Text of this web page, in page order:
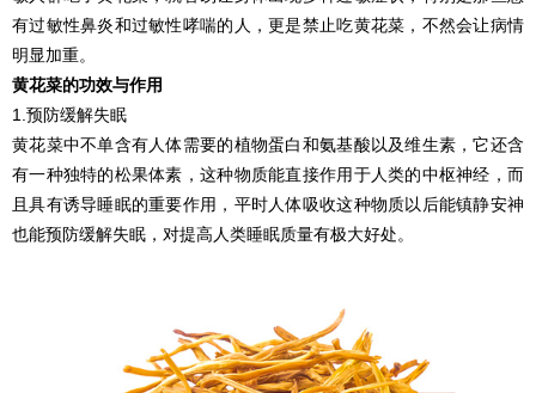
有过敏性鼻炎和过敏性哮喘的人，更是禁止吃黄花菜，不然会让病情
明显加重。
黄花菜的功效与作用
1.预防缓解失眠
黄花菜中不单含有人体需要的植物蛋白和氨基酸以及维生素，它还含
有一种独特的松果体素，这种物质能直接作用于人类的中枢神经，而
且具有诱导睡眠的重要作用，平时人体吸收这种物质以后能镇静安神
也能预防缓解失眠，对提高人类睡眠质量有极大好处。